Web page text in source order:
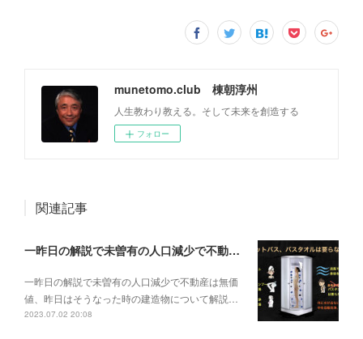
munetomo.club 棟朝淳州
人生教わり教える。そして未来を創造する
フォロー
関連記事
一昨日の解説で未曽有の人口減少で不動産は無価値、昨日はそうなった時の建造物について解説、今日からはその設備について解説をして行く。
一昨日の解説で未曽有の人口減少で不動産は無価
値、昨日はそうなった時の建造物について解説…
2023.07.02 20:08